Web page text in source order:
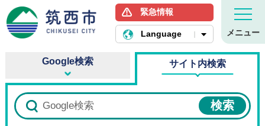
筑西市ホームページ
緊急情報
Language メニュー
Google検索 サイト内検索